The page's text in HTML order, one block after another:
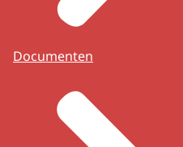
Documenten